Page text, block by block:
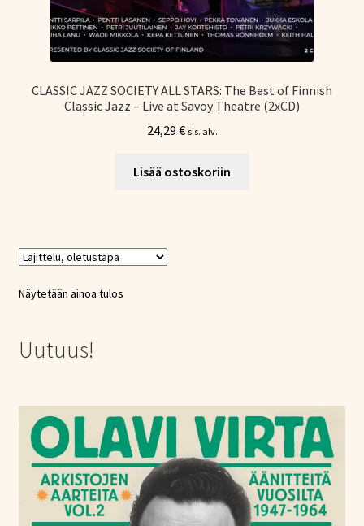
CLASSIC JAZZ SOCIETY ALL STARS: The Best of Finnish
Classic Jazz – Live at Savoy Theatre (2xCD)
24,29 € sis. alv.
Lisää ostoskoriin
Näytetään ainoa tulos
Uutuus!